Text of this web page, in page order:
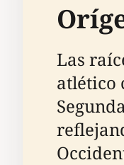
Las
atlético